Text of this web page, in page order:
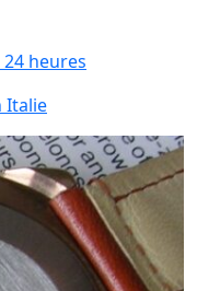
heures
Italie